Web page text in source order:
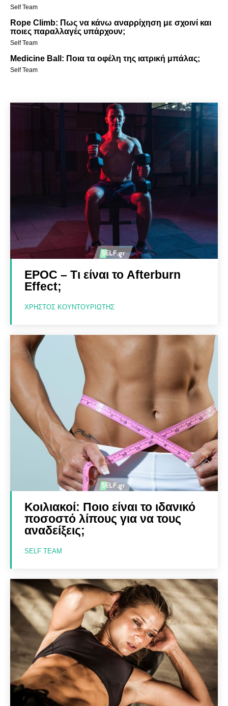
Self Team
Rope Climb: Πως να κάνω αναρρίχηση με σχοινί και
ποιες παραλλαγές υπάρχουν;
Self Team
Medicine Ball: Ποια τα οφέλη της ιατρική μπάλας;
Self Team
EPOC – Τι είναι το Afterburn
Effect;
ΧΡΉΣΤΟΣ ΚΟΥΝΤΟΥΡΙΏΤΗΣ
Κοιλιακοί: Ποιο είναι το ιδανικό
ποσοστό λίπους για να τους
αναδείξεις;
SELF TEAM